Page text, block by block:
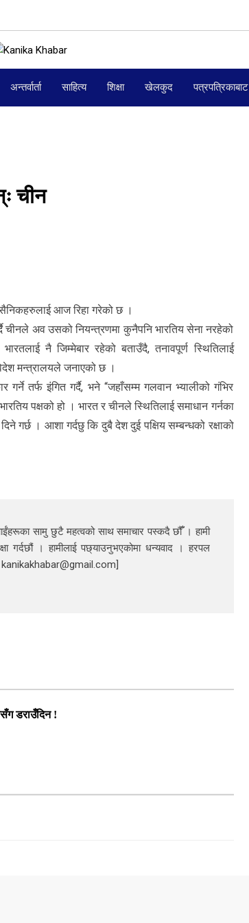
अन्तर्वार्ता साहित्य शिक्षा खेलकुद पत्रपत्रिकाबाट
चीन
आज रिहा गरेको छ ।
चीनले अव उसको नियन्त्रणमा कुनैपनि भारतिय सेना नरहेको
नै जिम्मेबार रहेको बताउँदै, तनावपूर्ण स्थितिलाई
मन्त्रालयले जनाएको छ ।
तर्फ इंगित गर्दै, भने “जहाँसम्म गलवान भ्यालीको गंभिर
पक्षको हो । भारत र चीनले स्थितिलाई समाधान गर्नका
गर्छ । आशा गर्दछु कि दुबै देश दुई पक्षिय सम्बन्धको रक्षाको
सामु छुटै महत्वको साथ समाचार पस्कदै छौँँ । हामी
गर्दछौं । हामीलाई पछ्याउनुभएकोमा धन्यवाद । हरपल
kanikakhabar@gmail.com]
डराउँदिन !